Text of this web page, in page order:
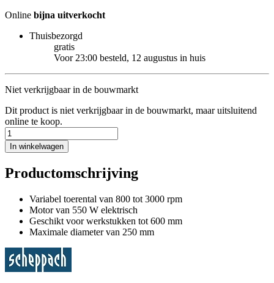
Online bijna uitverkocht
Thuisbezorgd
gratis
Voor 23:00 besteld, 12 augustus in huis
Niet verkrijgbaar in de bouwmarkt
Dit product is niet verkrijgbaar in de bouwmarkt, maar uitsluitend
online te koop.
In winkelwagen
Productomschrijving
Variabel toerental van 800 tot 3000 rpm
Motor van 550 W elektrisch
Geschikt voor werkstukken tot 600 mm
Maximale diameter van 250 mm